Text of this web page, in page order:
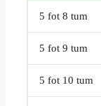
5 fot 8 tum
5 fot 9 tum
5 fot 10 tum